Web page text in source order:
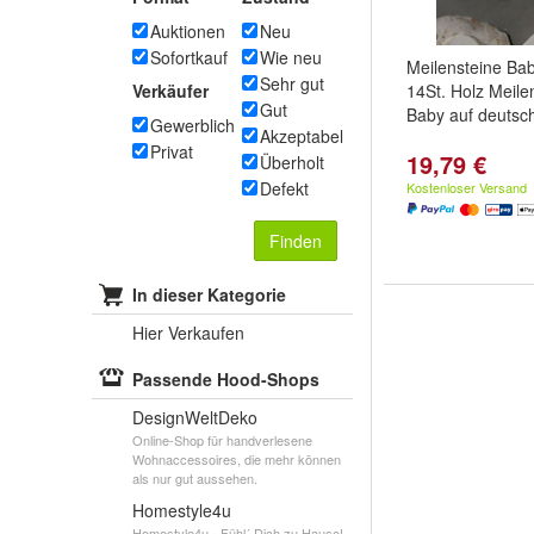
Auktionen
Sofortkauf
Verkäufer
Gewerblich
Privat
Neu
Wie neu
Sehr gut
Gut
Akzeptabel
Überholt
Defekt
Finden
In dieser Kategorie
Hier Verkaufen
Passende Hood-Shops
DesignWeltDeko
Online-Shop für handverlesene
Wohnaccessoires, die mehr können
als nur gut aussehen.
Homestyle4u
Meilensteine
14St. Holz
Baby auf
19,79 €
Kostenloser Versand